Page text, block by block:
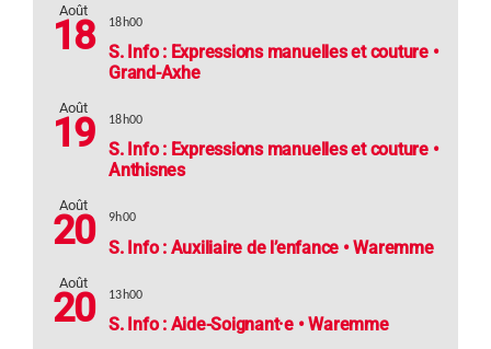
Août
18 18h00
S. Info : Expressions manuelles et couture •
Grand-Axhe
Août
19 18h00
S. Info : Expressions manuelles et couture •
Anthisnes
Août
20 9h00
S. Info : Auxiliaire de l’enfance • Waremme
Août
20 13h00
S. Info : Aide-Soignant·e • Waremme